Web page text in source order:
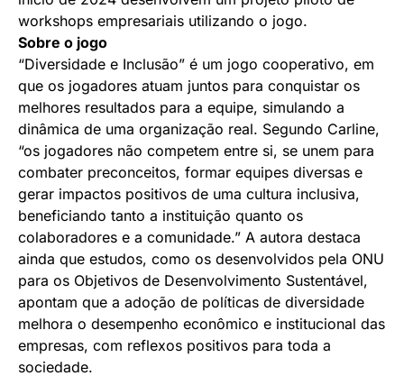
workshops empresariais utilizando o jogo.
Sobre o jogo
“Diversidade e Inclusão” é um jogo cooperativo, em
que os jogadores atuam juntos para conquistar os
melhores resultados para a equipe, simulando a
dinâmica de uma organização real. Segundo Carline,
“os jogadores não competem entre si, se unem para
combater preconceitos, formar equipes diversas e
gerar impactos positivos de uma cultura inclusiva,
beneficiando tanto a instituição quanto os
colaboradores e a comunidade.” A autora destaca
ainda que estudos, como os desenvolvidos pela ONU
para os Objetivos de Desenvolvimento Sustentável,
apontam que a adoção de políticas de diversidade
melhora o desempenho econômico e institucional das
empresas, com reflexos positivos para toda a
sociedade.